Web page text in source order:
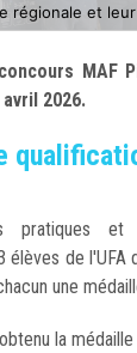
régionale et
MAF
2026.
pratiques et
élèves de
une
la